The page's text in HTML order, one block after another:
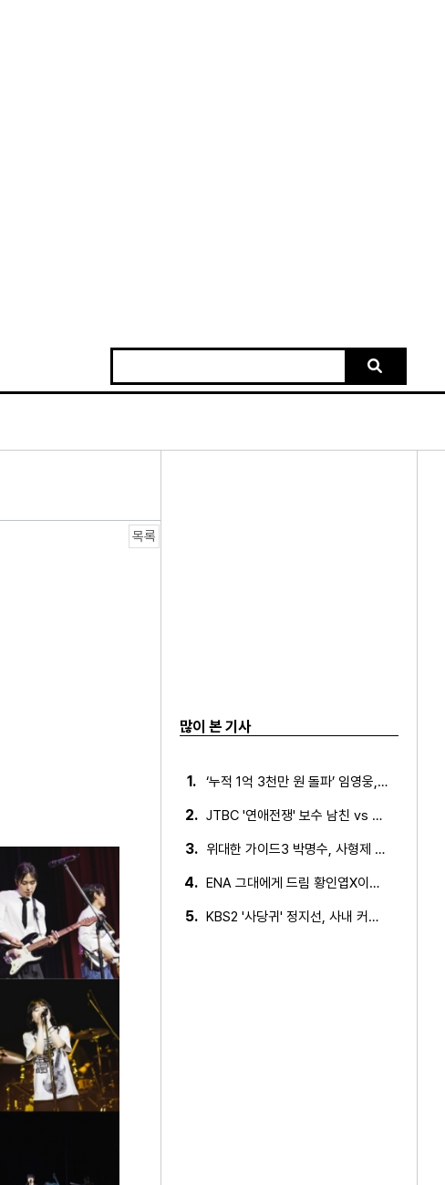
목록
많이 본 기사
1. ‘누적 1억 3천만 원 돌파’ 임영웅, 7월 상금 전액 기부
2. JTBC '연애전쟁' 보수 남친 vs 진보 여친, 전국민 초예…
3. 위대한 가이드3 박명수, 사형제 2대 2 분열 위기에 극대노…
4. ENA 그대에게 드림 황인엽X이혜리, 이대로 헤어지나? 황인…
5. KBS2 '사당귀' 정지선, 사내 커플 방지 위한 소개팅 추진…